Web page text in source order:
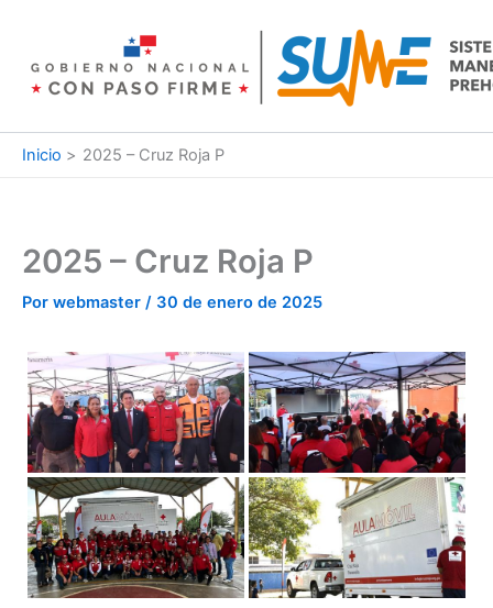
contenido
Inicio 2025 – Cruz Roja P
2025 – Cruz Roja P
Por webmaster / 30 de enero de 2025